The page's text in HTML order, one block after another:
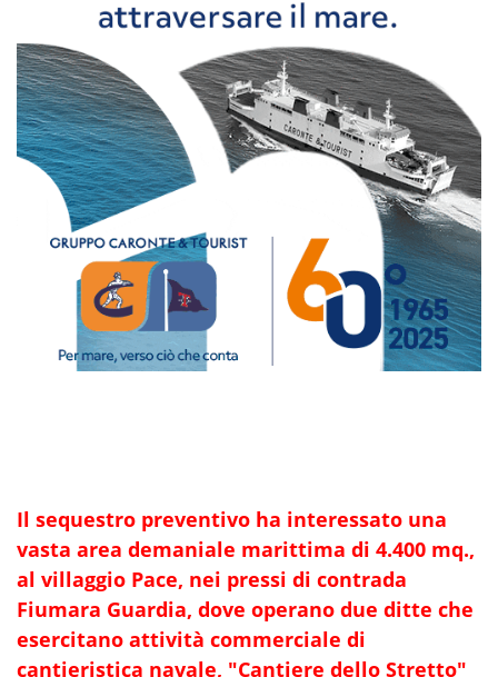
Il sequestro preventivo ha interessato una
vasta area demaniale marittima di 4.400 mq.,
al villaggio Pace, nei pressi di contrada
Fiumara Guardia, dove operano due ditte che
esercitano attività commerciale di
cantieristica navale, "Cantiere dello Stretto"